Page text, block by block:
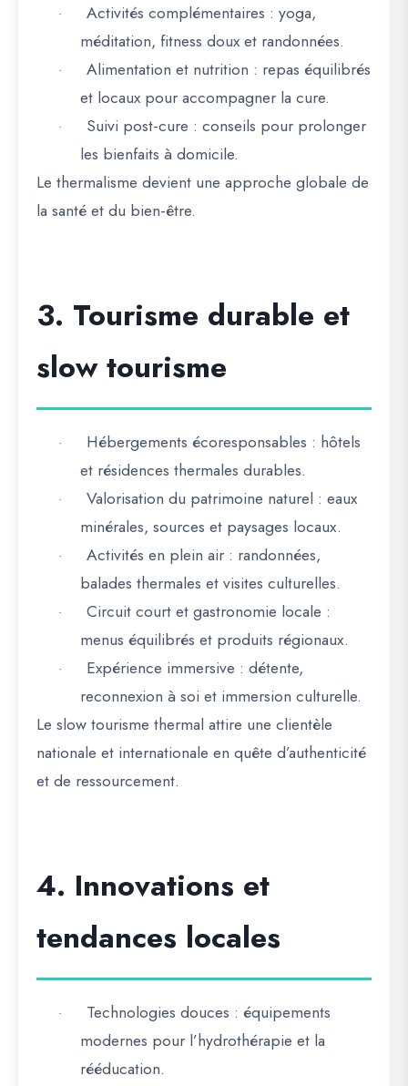
· Activités complémentaires : yoga,
méditation, fitness doux et randonnées.
· Alimentation et nutrition : repas équilibrés
et locaux pour accompagner la cure.
· Suivi post-cure : conseils pour prolonger
les bienfaits à domicile.
Le thermalisme devient une approche globale de
la santé et du bien-être.
3. Tourisme durable et
slow tourisme
· Hébergements écoresponsables : hôtels
et résidences thermales durables.
· Valorisation du patrimoine naturel : eaux
minérales, sources et paysages locaux.
· Activités en plein air : randonnées,
balades thermales et visites culturelles.
· Circuit court et gastronomie locale :
menus équilibrés et produits régionaux.
· Expérience immersive : détente,
reconnexion à soi et immersion culturelle.
Le slow tourisme thermal attire une clientèle
nationale et internationale en quête d’authenticité
et de ressourcement.
4. Innovations et
tendances locales
· Technologies douces : équipements
modernes pour l’hydrothérapie et la
rééducation.